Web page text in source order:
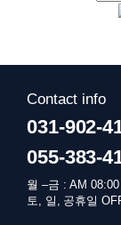
Contact info
031-902-
055-383-
월 –금 : AM
토, 일, 공휴일